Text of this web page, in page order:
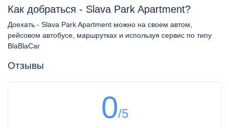
Как добраться - Slava Park Apartment?
Доехать - Slava Park Apartment можно на своем автом,
рейсовом автобусе, маршрутках и используя сервис по типу
BlaBlaCar
Отзывы
0/5